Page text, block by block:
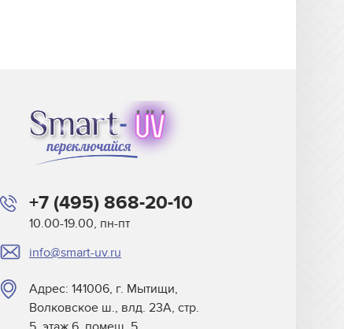
+7 (495) 868-20-10
10.00-19.00, пн-пт
info@smart-uv.ru
Адрес: 141006, г. Мытищи,
Волковское ш., влд. 23А, стр.